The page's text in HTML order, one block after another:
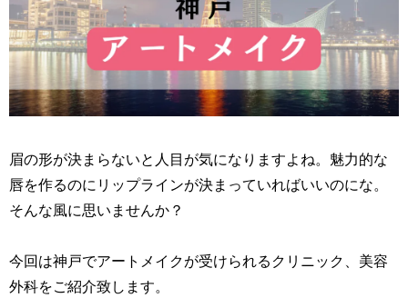
眉の形が決まらないと人目が気になりますよね。魅力的な
唇を作るのにリップラインが決まっていればいいのにな。
そんな風に思いませんか？
今回は神戸でアートメイクが受けられるクリニック、美容
外科をご紹介致します。